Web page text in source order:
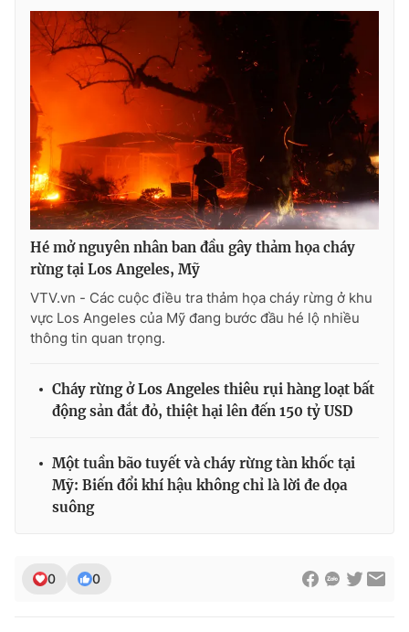
Hé mở nguyên nhân ban đầu gây thảm họa cháy
rừng tại Los Angeles, Mỹ
VTV.vn - Các cuộc điều tra thảm họa cháy rừng ở khu
vực Los Angeles của Mỹ đang bước đầu hé lộ nhiều
thông tin quan trọng.
Cháy rừng ở Los Angeles thiêu rụi hàng loạt bất
động sản đắt đỏ, thiệt hại lên đến 150 tỷ USD
Một tuần bão tuyết và cháy rừng tàn khốc tại
Mỹ: Biến đổi khí hậu không chỉ là lời đe dọa
suông
0 0